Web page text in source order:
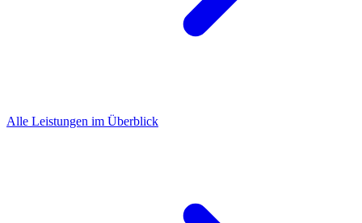
Alle Leistungen im Überblick